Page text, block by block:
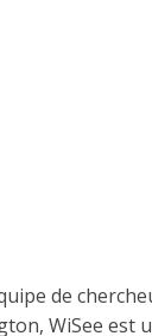
de
WiSee est